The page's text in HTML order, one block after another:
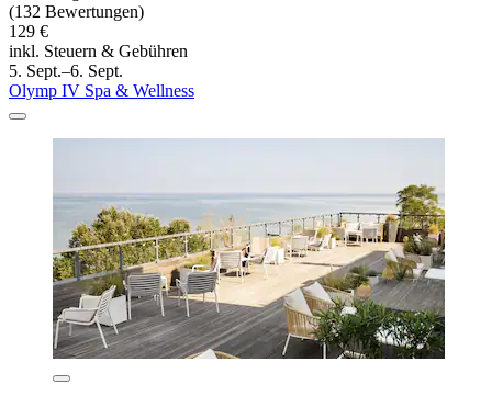
(132 Bewertungen)
129 €
inkl. Steuern & Gebühren
5. Sept.–6. Sept.
Olymp IV Spa & Wellness